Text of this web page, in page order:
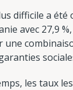
difficile a été
avec 27,9
une
les taux